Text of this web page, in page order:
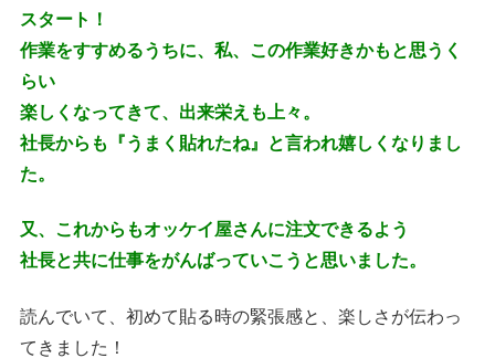
スタート！
作業をすすめるうちに、私、この作業好きかもと思うく
らい
楽しくなってきて、出来栄えも上々。
社長からも『うまく貼れたね』と言われ嬉しくなりまし
た。
又、これからもオッケイ屋さんに注文できるよう
社長と共に仕事をがんばっていこうと思いました。
読んでいて、初めて貼る時の緊張感と、楽しさが伝わっ
てきました！